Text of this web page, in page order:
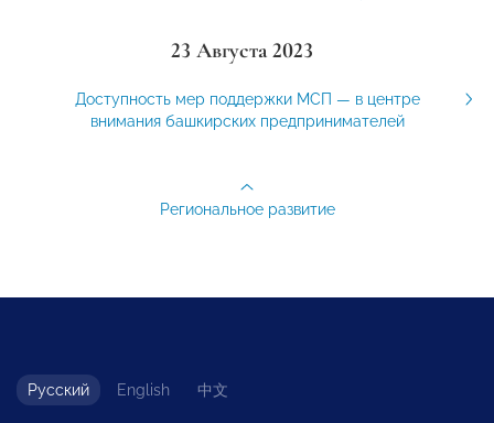
23 Августа 2023
Доступность мер поддержки МСП — в центре
внимания башкирских предпринимателей
Региональное развитие
Русский English 中文